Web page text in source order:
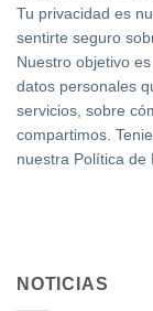
Tu privacidad es
sentirte seguro
Nuestro objetivo
datos personales
servicios, sobre
compartimos.
nuestra Política
NOTICIAS